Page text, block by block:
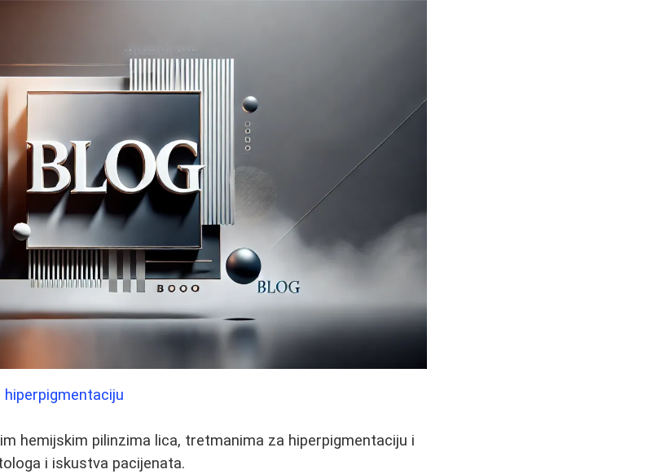
hemijskim pilinzima lica, tretmanima za hiperpigmentaciju i
i iskustva pacijenata.